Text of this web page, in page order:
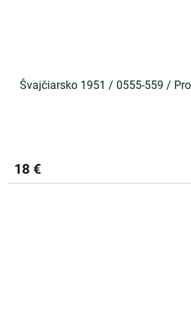
Švajčiarsko 1951 / 0555-559 /
18 €